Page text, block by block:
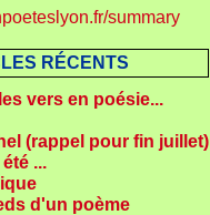
summary
RÉCENTS
vers en poésie...
(rappel pour fin juillet)
...
d'un poème